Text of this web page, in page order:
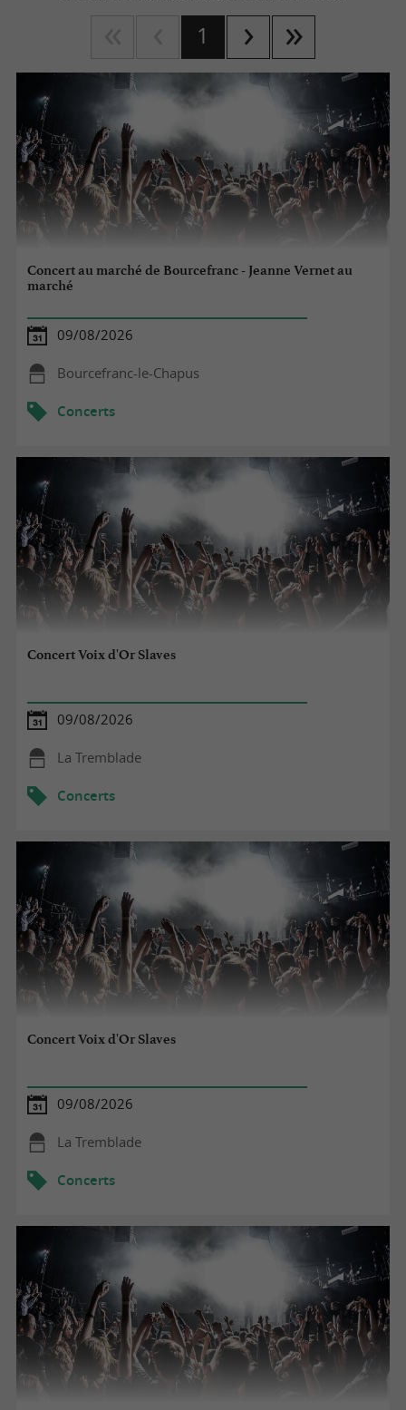
1
Concert au marché de Bourcefranc - Jeanne Vernet au
marché
09/08/2026
Bourcefranc-le-Chapus
Concerts
Concert Voix d'Or Slaves
09/08/2026
La Tremblade
Concerts
Concert Voix d'Or Slaves
09/08/2026
La Tremblade
Concerts